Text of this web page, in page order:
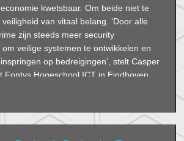
kwetsbaar. Om beide niet te
van vitaal belang. ‘Door alle
zijn steeds meer security
veilige systemen te ontwikkelen en
op bedreigingen’, stelt Casper
Fontys Hogeschool ICT in Eindhoven.
startte de school met de nieuwe HBO-
& Cyber Security.